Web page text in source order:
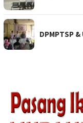
DPMPTSP